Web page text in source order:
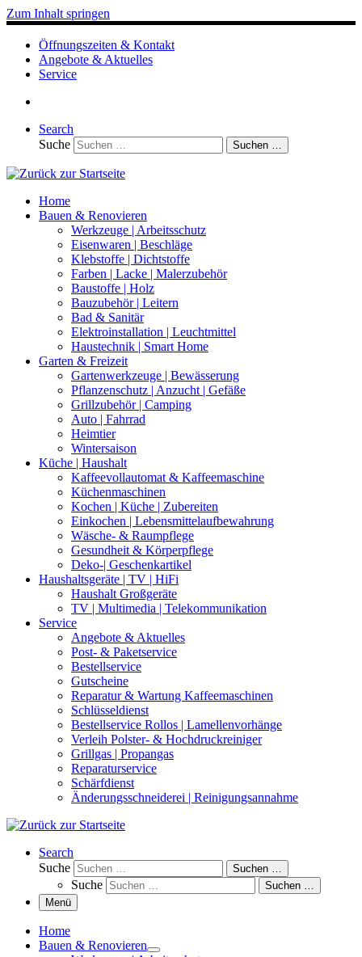
Zum Inhalt springen
Öffnungszeiten & Kontakt
Angebote & Aktuelles
Service
Search
Suche
Suchen …
Home
Bauen & Renovieren
Werkzeuge | Arbeitsschutz
Eisenwaren | Beschläge
Klebstoffe | Dichtstoffe
Farben | Lacke | Malerzubehör
Baustoffe | Holz
Bauzubehör | Leitern
Bad & Sanitär
Elektroinstallation | Leuchtmittel
Haustechnik | Smart Home
Garten & Freizeit
Gartenwerkzeuge | Bewässerung
Pflanzenschutz | Anzucht | Gefäße
Grillzubehör | Camping
Auto | Fahrrad
Heimtier
Wintersaison
Küche | Haushalt
Kaffeevollautomat & Kaffeemaschine
Küchenmaschinen
Kochen | Küche | Zubereiten
Einkochen | Lebensmittelaufbewahrung
Wäsche- & Raumpflege
Gesundheit & Körperpflege
Deko-| Geschenkartikel
Haushaltsgeräte | TV | HiFi
Haushalt Großgeräte
TV | Multimedia | Telekommunikation
Service
Angebote & Aktuelles
Post- & Paketservice
Bestellservice
Gutscheine
Reparatur & Wartung Kaffeemaschinen
Schlüsseldienst
Bestellservice Rollos | Lamellenvorhänge
Verleih Polster- & Hochdruckreiniger
Grillgas | Propangas
Reparaturservice
Schärfdienst
Änderungsschneiderei | Reinigungsannahme
Search
Suche
Suchen …
Suche
Suchen …
Menü
Home
Bauen & Renovieren